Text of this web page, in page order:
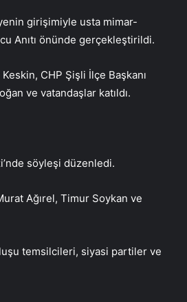
girişimiyle usta mimar-
Anıtı önünde gerçekleştirildi.
Keskin, CHP Şişli İlçe Başkanı
ve vatandaşlar katıldı.
söyleşi düzenledi.
Ağırel, Timur Soykan ve
temsilcileri, siyasi partiler ve